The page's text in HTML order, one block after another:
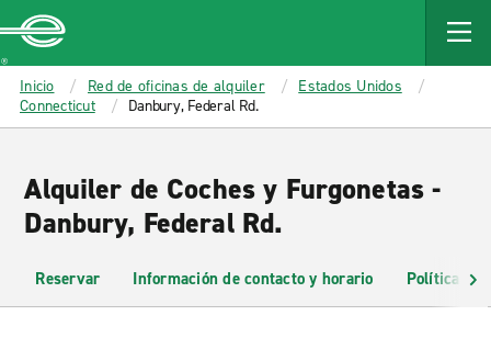
MAIN
CONTENT
Enterprise
Inicio Red de oficinas de alquiler
Estados Unidos
Connecticut
Danbury, Federal Rd.
Alquiler de Coches y Furgonetas -
Danbury, Federal Rd.
Reservar Información de contacto y horario Políticas